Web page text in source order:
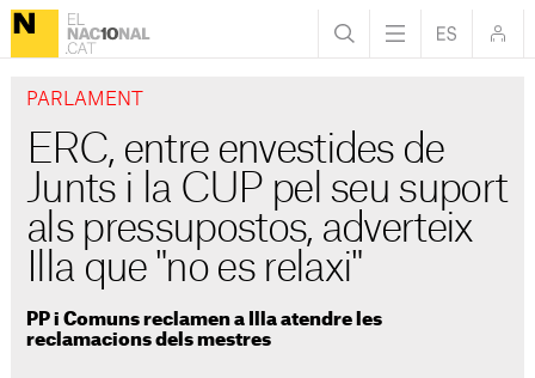
PARLAMENT
ERC, entre envestides de
Junts i la CUP pel seu suport
als pressupostos, adverteix
Illa que "no es relaxi"
PP i Comuns reclamen a Illa atendre les
reclamacions dels mestres